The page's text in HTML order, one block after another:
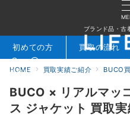
ブランド品・古
検索 お問合せ
初めての方 買取の流れ
HOME 買取実績ご紹介 BUCO
BUCO × リアルマッ
ス ジャケット 買取